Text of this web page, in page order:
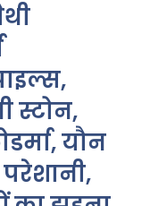
स्टोन,
यौन